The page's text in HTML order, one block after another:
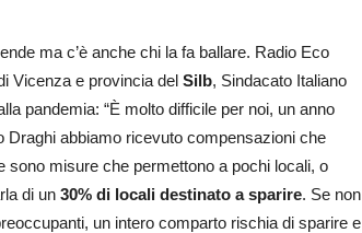
ma c’è anche chi la fa ballare. Radio Eco
Vicenza e provincia del Silb, Sindacato Italiano
pandemia: “È molto difficile per noi, un anno
Draghi abbiamo ricevuto compensazioni che
sono misure che permettono a pochi locali, o
di un 30% di locali destinato a sparire. Se non
un intero comparto rischia di sparire e